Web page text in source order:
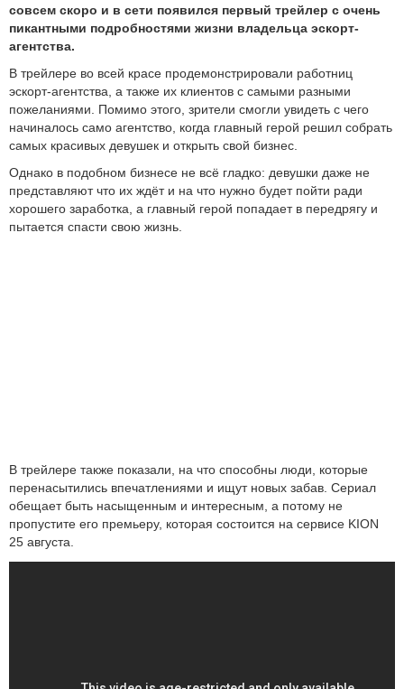
совсем скоро и в сети появился первый трейлер с очень
пикантными подробностями жизни владельца эскорт-
агентства.
В трейлере во всей красе продемонстрировали работниц
эскорт-агентства, а также их клиентов с самыми разными
пожеланиями. Помимо этого, зрители смогли увидеть с чего
начиналось само агентство, когда главный герой решил собрать
самых красивых девушек и открыть свой бизнес.
Однако в подобном бизнесе не всё гладко: девушки даже не
представляют что их ждёт и на что нужно будет пойти ради
хорошего заработка, а главный герой попадает в передрягу и
пытается спасти свою жизнь.
В трейлере также показали, на что способны люди, которые
перенасытились впечатлениями и ищут новых забав. Сериал
обещает быть насыщенным и интересным, а потому не
пропустите его премьеру, которая состоится на сервисе KION
25 августа.